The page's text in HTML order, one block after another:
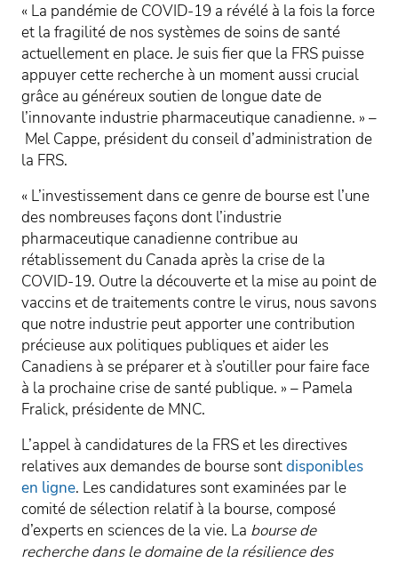
« La pandémie de COVID-19 a révélé à la fois la force
et la fragilité de nos systèmes de soins de santé
actuellement en place. Je suis fier que la FRS puisse
appuyer cette recherche à un moment aussi crucial
grâce au généreux soutien de longue date de
l’innovante industrie pharmaceutique canadienne. » –
Mel Cappe, président du conseil d’administration de
la FRS.
« L’investissement dans ce genre de bourse est l’une
des nombreuses façons dont l’industrie
pharmaceutique canadienne contribue au
rétablissement du Canada après la crise de la
COVID-19. Outre la découverte et la mise au point de
vaccins et de traitements contre le virus, nous savons
que notre industrie peut apporter une contribution
précieuse aux politiques publiques et aider les
Canadiens à se préparer et à s’outiller pour faire face
à la prochaine crise de santé publique. » – Pamela
Fralick, présidente de MNC.
L’appel à candidatures de la FRS et les directives
relatives aux demandes de bourse sontdisponibles
en ligne. Les candidatures sont examinées par le
comité de sélection relatif à la bourse, composé
d’experts en sciences de la vie. La bourse de
recherche dans le domaine de la résilience des